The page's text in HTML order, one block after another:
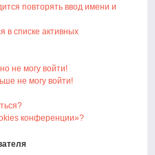
повторять ввод имени и
в списке активных
не могу войти!
не могу войти!
конференции»?